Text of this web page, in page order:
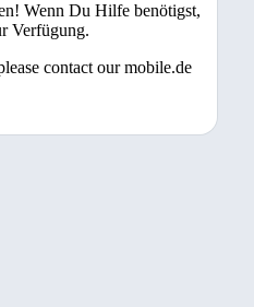
Wenn Du Hilfe benötigst,
Verfügung.
contact our mobile.de